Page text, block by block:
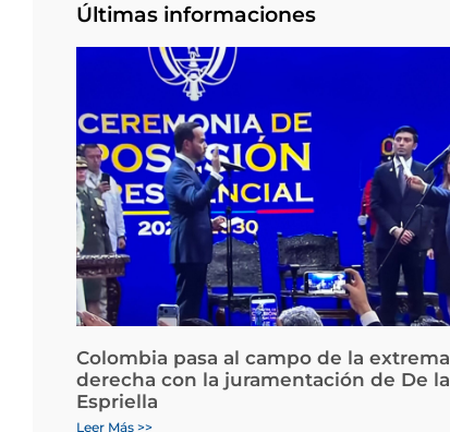
Últimas informaciones
Colombia pasa al campo de la extrema
derecha con la juramentación de De la
Espriella
Leer Más >>